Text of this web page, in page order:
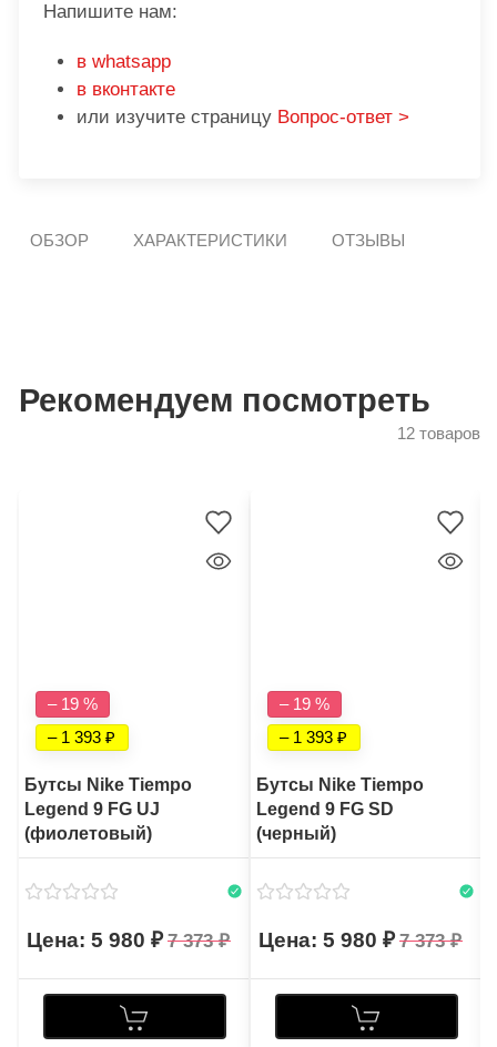
Напишите нам:
в whatsapp
в вконтакте
или изучите страницу Вопрос-ответ >
ОБЗОР ХАРАКТЕРИСТИКИ ОТЗЫВЫ
Рекомендуем посмотреть
12 товаров
– 19 %
– 1 393
Бутсы Nike Tiempo
Legend 9 FG UJ
(фиолетовый)
5 980 7 373
– 19 %
– 1 393
Бутсы Nike Tiempo
Legend 9 FG SD
(черный)
5 980 7 373